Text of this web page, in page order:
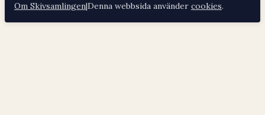
Om Skivsamlingen|Denna webbsida använder cookies.